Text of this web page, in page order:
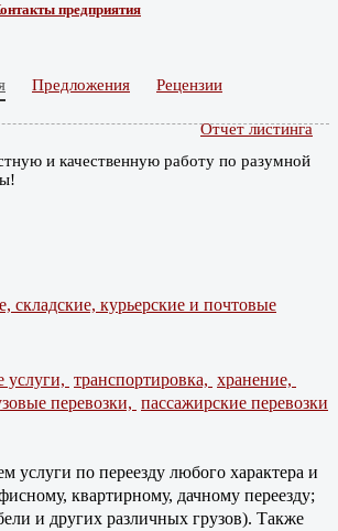
предприятия
Предложения Рецензии
Отчет листинга
и качественную работу по разумной
складские, курьерские и почтовые
услуги, транспортировка, хранение,
перевозки, пассажирские перевозки
услуги по переезду любого характера и
квартирному, дачному переезду;
и других различных грузов). Также